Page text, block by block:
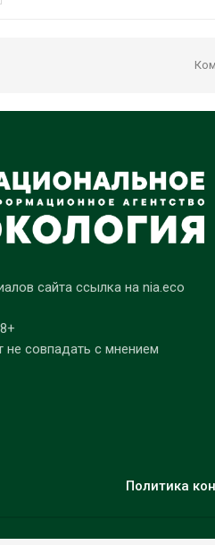
сайта ссылка на nia.eco
совпадать с мнением
Политика